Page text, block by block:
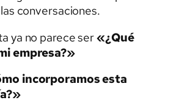
conversaciones.
ya no parece ser«¿Qué
empresa?»
incorporamos esta